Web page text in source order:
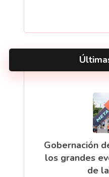
Gobernación
los grandes
de